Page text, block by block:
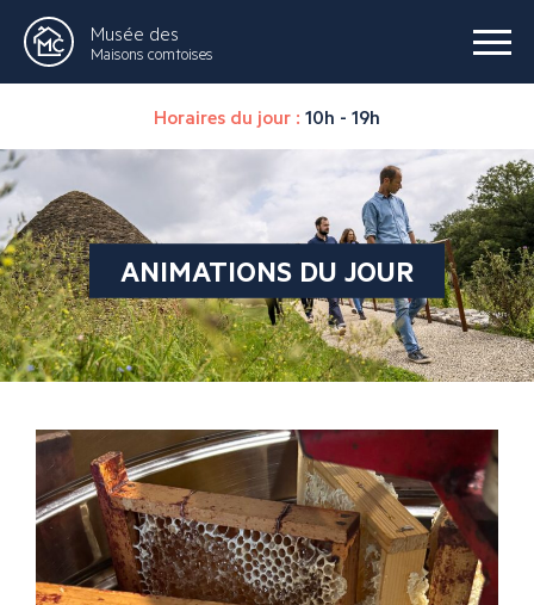
Musée des
Maisons comtoises
Horaires du jour : 10h - 19h
ANIMATIONS DU JOUR